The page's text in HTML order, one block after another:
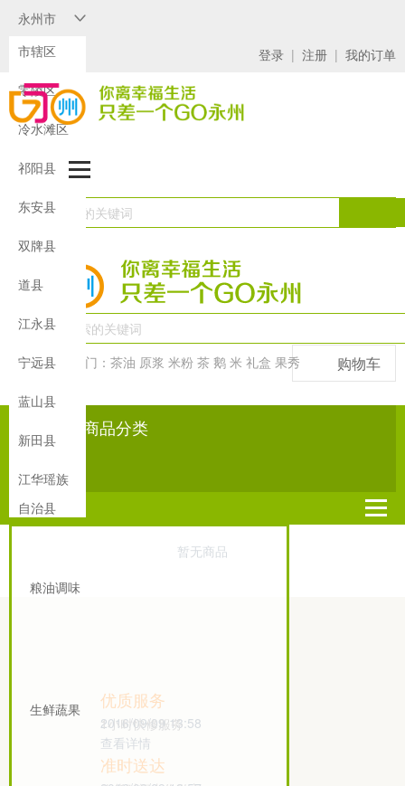
永州市
市辖区
零陵区
冷水滩区
祁阳县
东安县
双牌县
道县
江永县
宁远县
蓝山县
新田县
江华瑶族
自治县
登录 | 注册 | 我的订单
热门： 茶油 原浆 米粉 茶 鹅 米 礼盒 果秀 购物车
所有商品分类
粮油调味
生鲜蔬果
暂无商品
优质服务
2016/09/09 13:58
1小时快修服务
查看详情
准时送达